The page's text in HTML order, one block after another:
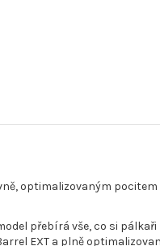
optimalizovaným
přebírá vše, co si
EXT a plně